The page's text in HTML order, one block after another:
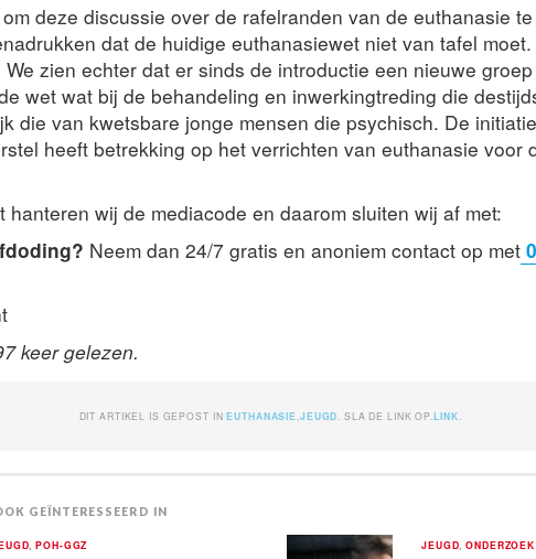
deze discussie over de rafelranden van de euthanasie
dat de huidige euthanasiewet niet van tafel
zien echter dat er sinds de introductie een nieuwe
wet wat bij de behandeling en inwerkingtreding die
die van kwetsbare jonge mensen die psychisch. De
heeft betrekking op het verrichten van euthanasie voor
hanteren wij de mediacode en daarom sluiten wij af met:
Neem dan 24/7 gratis en anoniem contact op met
keer gelezen.
DIT ARTIKEL IS GEPOST INEUTHANASIE JEUGD . SLA DE LINK OP.LINK
GEÏNTERESSEERD IN
,POH-GGZ JEUGD ,ONDERZOEK